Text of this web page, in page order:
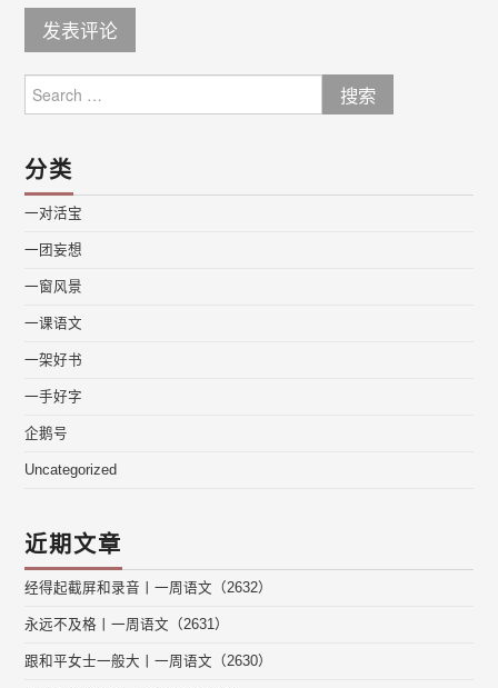
for:
分类
一对活宝
一团妄想
一窗风景
一课语文
一架好书
一手好字
企鹅号
Uncategorized
近期文章
经得起截屏和录音丨一周语文（2632）
永远不及格丨一周语文（2631）
跟和平女士一般大丨一周语文（2630）